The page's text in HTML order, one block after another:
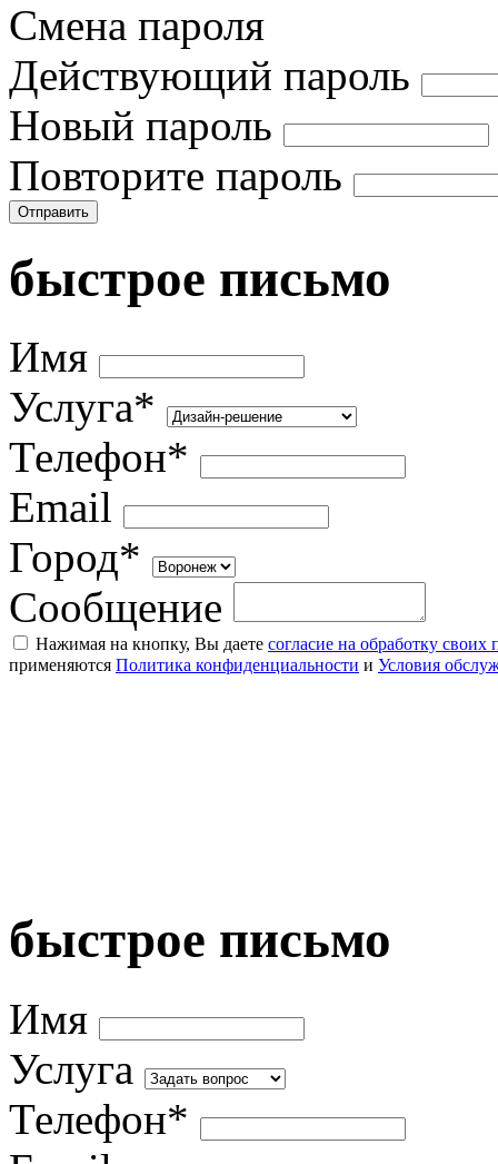
Смена пароля
Действующий пароль
Новый пароль
Повторите пароль
Отправить
быстрое письмо
Имя
Услуга*
Телефон*
Email
Город*
Сообщение
Нажимая на кнопку, Вы даете согласие на обработку
применяются Политика конфиденциальности и Условия
быстрое письмо
Имя
Услуга
Телефон*